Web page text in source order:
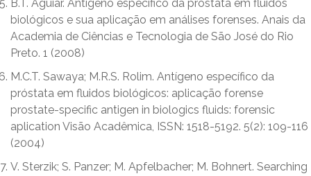
B.T. Aguiar. Antígeno específico da próstata em fluidos
biológicos e sua aplicação em análises forenses. Anais da
Academia de Ciências e Tecnologia de São José do Rio
Preto. 1 (2008)
M.C.T. Sawaya; M.R.S. Rolim. Antígeno específico da
próstata em fluidos biológicos: aplicação forense
prostate-specific antigen in biologics fluids: forensic
aplication Visão Acadêmica, ISSN: 1518-5192. 5(2): 109-116
(2004)
V. Sterzik; S. Panzer; M. Apfelbacher; M. Bohnert. Searching